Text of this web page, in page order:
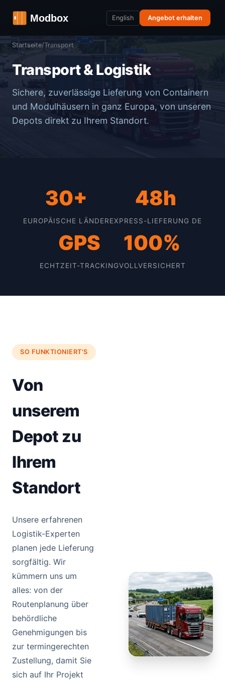
English Angebot erhalten
Startseite/Transport
Transport & Logistik
Sichere, zuverlässige Lieferung von Containern
und Modulhäusern in ganz Europa, von unseren
Depots direkt zu Ihrem Standort.
30+
EUROPÄISCHE LÄNDER
48h
EXPRESS-LIEFERUNG DE
GPS
ECHTZEIT-TRACKING
100%
VOLLVERSICHERT
SO FUNKTIONIERT'S
Von
unserem
Depot zu
Ihrem
Standort
Unsere erfahrenen
Logistik-Experten
planen jede Lieferung
sorgfältig. Wir
kümmern uns um
alles: von der
Routenplanung über
behördliche
Genehmigungen bis
zur termingerechten
Zustellung, damit Sie
sich auf Ihr Projekt